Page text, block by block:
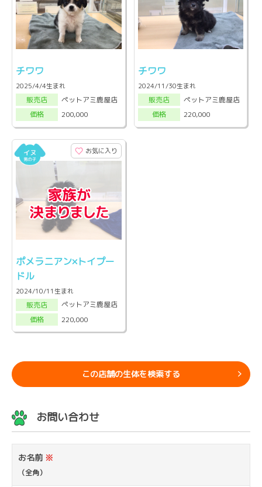
チワワ
2025/4/4生まれ
販売店
ペットアミ鹿屋店
価格
200,000
チワワ
2024/11/30生まれ
販売店
ペットアミ鹿屋店
価格
220,000
お気に入り
ポメラニアン×トイプー
ドル
2024/10/11生まれ
販売店
ペットアミ鹿屋店
価格
220,000
この店舗の生体を検索する
お問い合わせ
お名前 ※
（全角）